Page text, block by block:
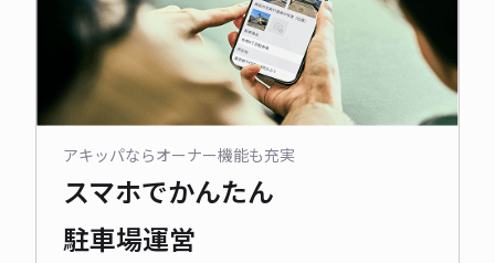
アキッパならオーナー機能も充実
スマホでかんたん
駐車場運営